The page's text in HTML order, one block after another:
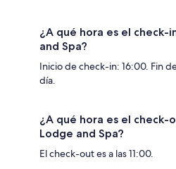
¿A qué hora es el check-
and Spa?
Inicio de check-in: 16:00. Fin
día.
¿A qué hora es el check-
Lodge and Spa?
El check-out es a las 11:00.